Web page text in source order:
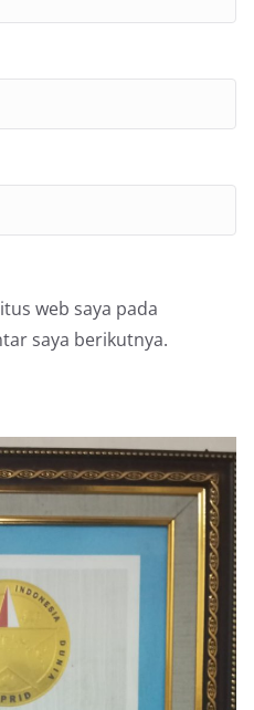
web saya pada
saya berikutnya.